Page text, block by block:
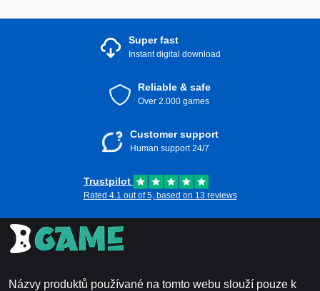
Ultimate
Pokud hledáte různé délky předplatného nebo chcete
vám umožní užívat si všechny výhody po kratší dobu s
flexibilitou obnovení nebo upgradu podle vašich preferencí.
Kupte Xbox Game Pass Ultimate 3 měsíce Indie ještě dnes
a ponořte se do jedinečného herního zážitku. S obrovským
slevami je to konečná volba pro každého herního
nadšence. Nenechte si ujít dobrodružství a flexibilitu, kterou
toto předplatné nabízí – ať už jste hráč konzole Xbox nebo
Super fast
Instant digital download
Reliable & safe
Over 2.000 games
Customer support
Human support 24/7
Trustpilot
Rated 4.1 out of 5, based on 13 reviews
Názvy produktů používané na tomto webu slouží pouze k